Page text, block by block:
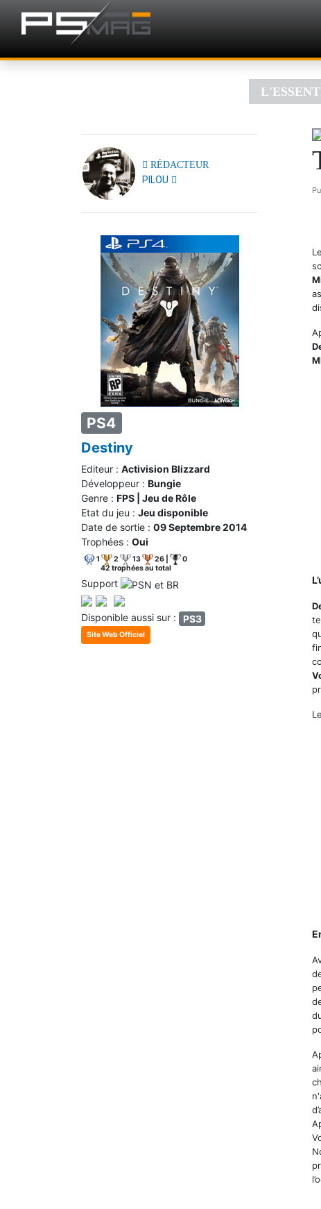
RÉDACTEUR
PILOU
PS4
Destiny
Editeur : Activision Blizzard
Développeur : Bungie
Genre : FPS | Jeu de Rôle
Etat du jeu : Jeu disponible
Date de sortie : 09 Septembre 2014
Trophées : Oui
1 2 13 26 |
0
42 trophées au total
Support
Disponible aussi sur : PS3
Site Web Officiel